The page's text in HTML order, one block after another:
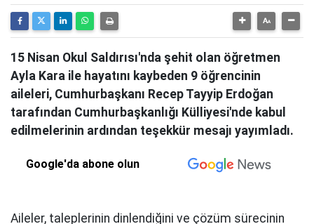
15 Nisan Okul Saldırısı'nda şehit olan öğretmen
Ayla Kara ile hayatını kaybeden 9 öğrencinin
aileleri, Cumhurbaşkanı Recep Tayyip Erdoğan
tarafından Cumhurbaşkanlığı Külliyesi'nde kabul
edilmelerinin ardından teşekkür mesajı yayımladı.
Google'da abone olun
Aileler, taleplerinin dinlendiğini ve çözüm sürecinin